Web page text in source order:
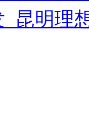
昆明理